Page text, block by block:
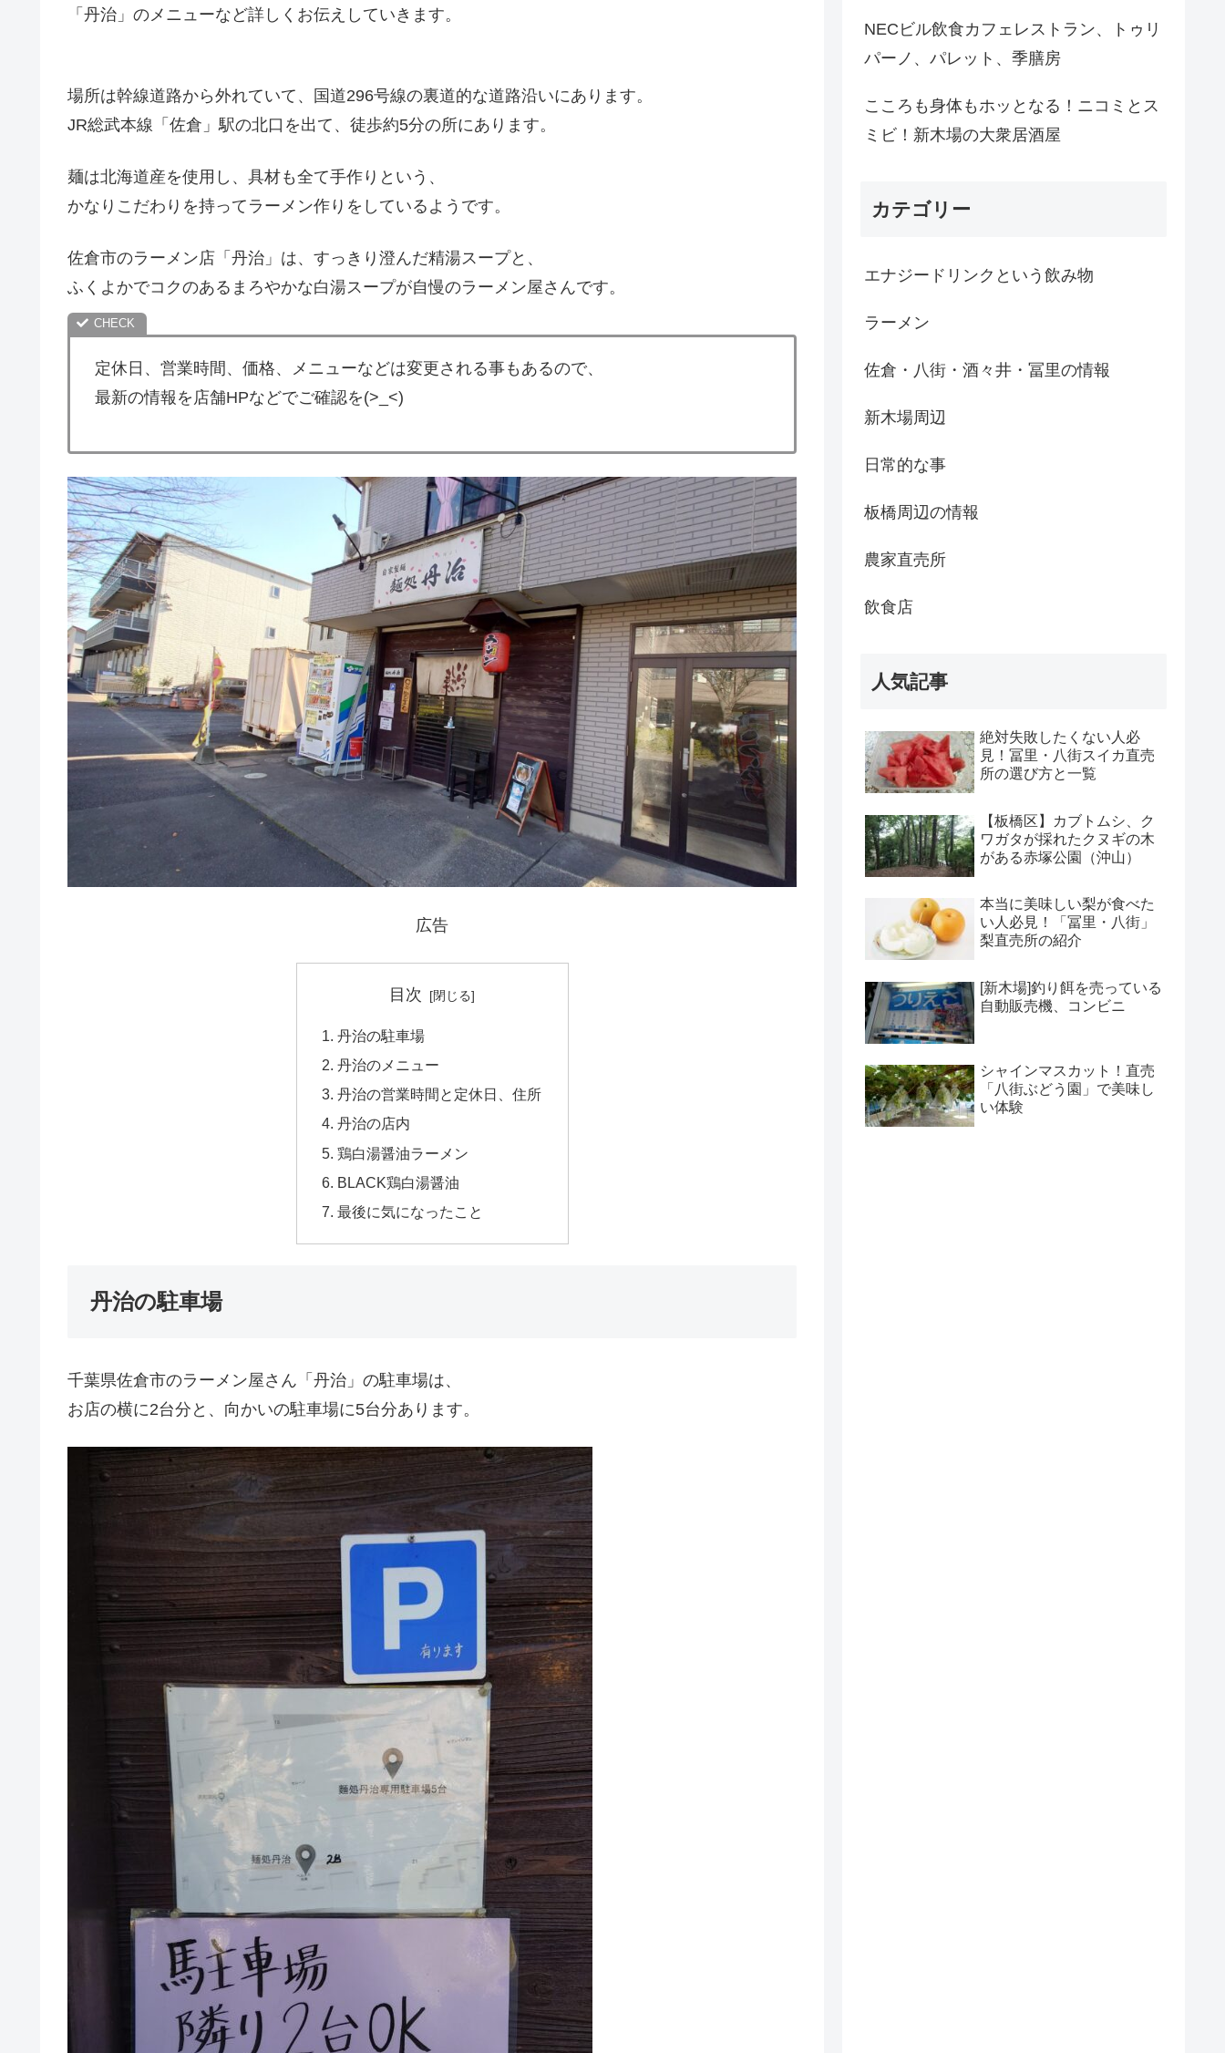
「丹治」のメニューなど詳しくお伝えしていきます。
場所は幹線道路から外れていて、国道296号線の裏道的な道路沿いにあります。
JR総武本線「佐倉」駅の北口を出て、徒歩約5分の所にあります。
麺は北海道産を使用し、具材も全て手作りという、
かなりこだわりを持ってラーメン作りをしているようです。
佐倉市のラーメン店「丹治」は、すっきり澄んだ精湯スープと、
ふくよかでコクのあるまろやかな白湯スープが自慢のラーメン屋さんです。
定休日、営業時間、価格、メニューなどは変更される事もあるので、
最新の情報を店舗HPなどでご確認を(>_<)
広告
目次
丹治の駐車場
丹治のメニュー
丹治の営業時間と定休日、住所
丹治の店内
鶏白湯醤油ラーメン
BLACK鶏白湯醤油
最後に気になったこと
丹治の駐車場
千葉県佐倉市のラーメン屋さん「丹治」の駐車場は、
お店の横に2台分と、向かいの駐車場に5台分あります。
NECビル飲食カフェレストラン、トゥリ
パーノ、パレット、季膳房
こころも身体もホッとなる！ニコミとス
ミビ！新木場の大衆居酒屋
カテゴリー
エナジードリンクという飲み物
ラーメン
佐倉・八街・酒々井・冨里の情報
新木場周辺
日常的な事
板橋周辺の情報
農家直売所
飲食店
人気記事
絶対失敗したくない人必
見！冨里・八街スイカ直売
所の選び方と一覧
【板橋区】カブトムシ、ク
ワガタが採れたクヌギの木
がある赤塚公園（沖山）
本当に美味しい梨が食べた
い人必見！「冨里・八街」
梨直売所の紹介
[新木場]釣り餌を売っている
自動販売機、コンビニ
シャインマスカット！直売
「八街ぶどう園」で美味し
い体験